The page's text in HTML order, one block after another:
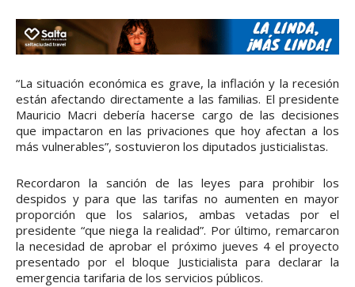
“La situación económica es grave, la inflación y la recesión
están afectando directamente a las familias. El presidente
Mauricio Macri debería hacerse cargo de las decisiones
que impactaron en las privaciones que hoy afectan a los
más vulnerables”, sostuvieron los diputados justicialistas.
Recordaron la sanción de las leyes para prohibir los
despidos y para que las tarifas no aumenten en mayor
proporción que los salarios, ambas vetadas por el
presidente “que niega la realidad”. Por último, remarcaron
la necesidad de aprobar el próximo jueves 4 el proyecto
presentado por el bloque Justicialista para declarar la
emergencia tarifaria de los servicios públicos.